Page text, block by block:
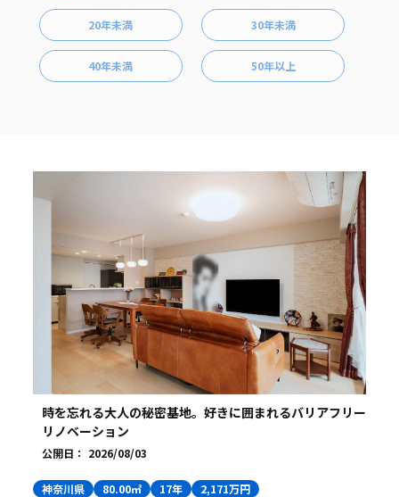
20年未満 30年未満
40年未満 50年以上
時を忘れる大人の秘密基地。好きに囲まれるバリアフリー
リノベーション
公開日： 2026/08/03
神奈川県 80.00㎡ 17年 2,171万円